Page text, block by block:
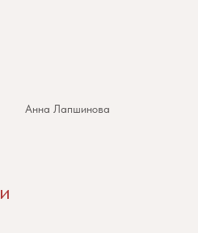
Анна Лапшинова